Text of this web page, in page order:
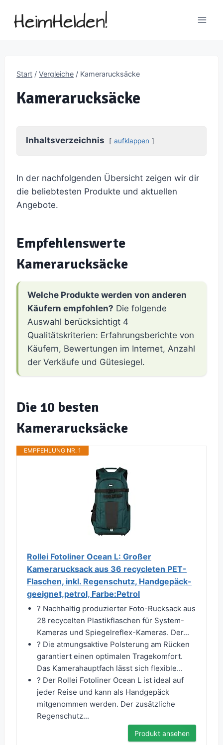
Inhalt
Start / Vergleiche / Kamerarucksäcke
Kamerarucksäcke
Inhaltsverzeichnis aufklappen
In der nachfolgenden Übersicht zeigen wir dir
die beliebtesten Produkte und aktuellen
Angebote.
Empfehlenswerte
Kamerarucksäcke
Welche Produkte werden von anderen
Käufern empfohlen? Die folgende
Auswahl berücksichtigt 4
Qualitätskriterien: Erfahrungsberichte von
Käufern, Bewertungen im Internet, Anzahl
der Verkäufe und Gütesiegel.
Die 10 besten
Kamerarucksäcke
EMPFEHLUNG NR. 1
Rollei Fotoliner Ocean L: Großer
Kamerarucksack aus 36 recycleten PET-
Flaschen, inkl. Regenschutz, Handgepäck-
geeignet,petrol, Farbe:Petrol
? Nachhaltig produzierter Foto-Rucksack aus
28 recycelten Plastikflaschen für System-
Kameras und Spiegelreflex-Kameras. Der...
? Die atmungsaktive Polsterung am Rücken
garantiert einen optimalen Tragekomfort.
Das Kamerahauptfach lässt sich flexible...
? Der Rollei Fotoliner Ocean L ist ideal auf
jeder Reise und kann als Handgepäck
mitgenommen werden. Der zusätzliche
Regenschutz...
Produkt ansehen